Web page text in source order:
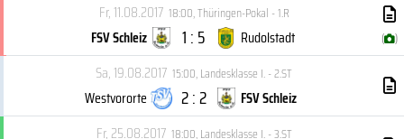
Fr, 11.08.2017 18:00,Thüringen-Pokal - 1.R
FSV Schleiz 1 : 5 Rudolstadt ( )
Sa, 19.08.2017 15:00,Landesklasse I. - 2.ST
Westvororte 2 : 2
FSV Schleiz
Fr, 25.08.2017 18:00,Landesklasse I. - 3.ST